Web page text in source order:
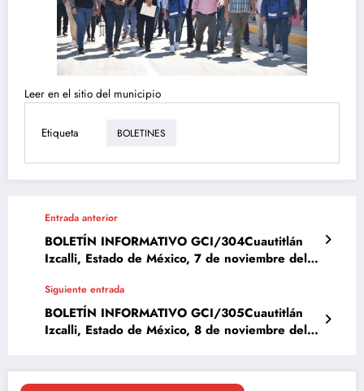
Leer en el sitio del municipio
Etiqueta BOLETINES
Entrada anterior
BOLETÍN INFORMATIVO GCI/304Cuautitlán
Izcalli, Estado de México, 7 de noviembre del
Siguiente entrada
BOLETÍN INFORMATIVO GCI/305Cuautitlán
Izcalli, Estado de México, 8 de noviembre del